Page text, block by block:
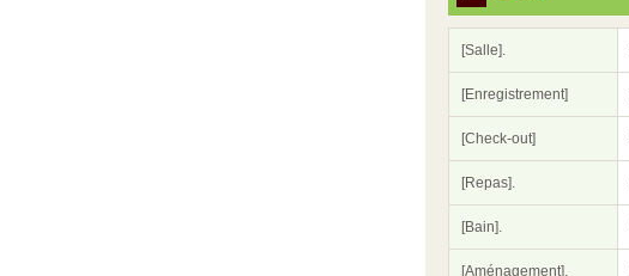
[Salle].
[Enregistrement]
[Check-out]
[Repas].
[Bain].
[Aménagement].